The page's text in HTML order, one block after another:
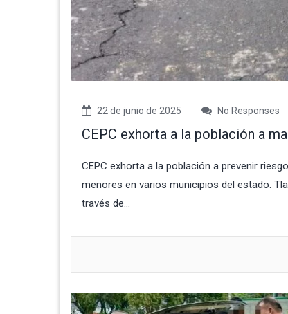
22 de junio de 2025 No Responses
CEPC exhorta a la población a
CEPC exhorta a la población a prevenir
menores en varios municipios del estado.
través de...